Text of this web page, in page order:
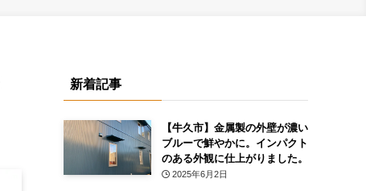
新着記事
【牛久市】金属製の外壁が濃い
ブルーで鮮やかに。インパクト
のある外観に仕上がりました。
2025年6月2日